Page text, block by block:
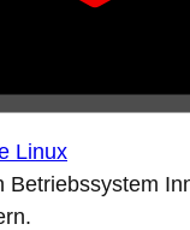
Linux
Betriebssystem